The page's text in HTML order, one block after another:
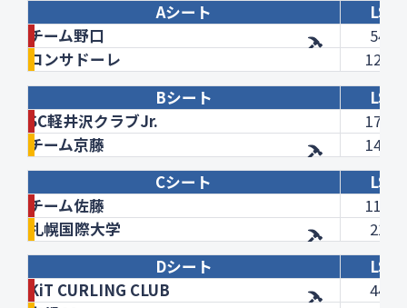
Aシート
LSD
チーム野口
54.1
コンサドーレ
123.5
Bシート
LSD
SC軽井沢クラブJr.
171.5
チーム京藤
144.6
Cシート
LSD
チーム佐藤
111.4
札幌国際大学
21.5
Dシート
LSD
KiT CURLING CLUB
44.2